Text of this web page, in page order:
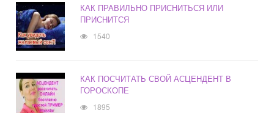
КАК ПРАВИЛЬНО ПРИСНИТЬСЯ ИЛИ
ПРИСНИТСЯ
1540
КАК ПОСЧИТАТЬ СВОЙ АСЦЕНДЕНТ В
ГОРОСКОПЕ
1895